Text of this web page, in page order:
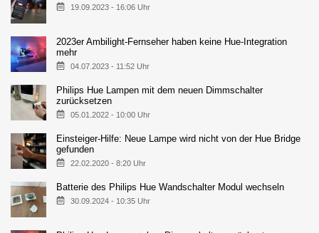
19.09.2023 - 16:06 Uhr
2023er Ambilight-Fernseher haben keine Hue-Integration
mehr
04.07.2023 - 11:52 Uhr
Philips Hue Lampen mit dem neuen Dimmschalter
zurücksetzen
05.01.2022 - 10:00 Uhr
Einsteiger-Hilfe: Neue Lampe wird nicht von der Hue Bridge
gefunden
22.02.2020 - 8:20 Uhr
Batterie des Philips Hue Wandschalter Modul wechseln
30.09.2024 - 10:35 Uhr